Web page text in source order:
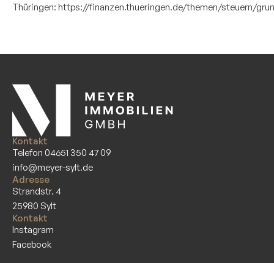
Thüringen: https://finanzen.thueringen.de/themen/steuern/
Kontakt
Telefon 04651 350 47 09
info@meyer-sylt.de
Adresse
Strandstr. 4
25980 Sylt
Kontakt
Instagram
Facebook